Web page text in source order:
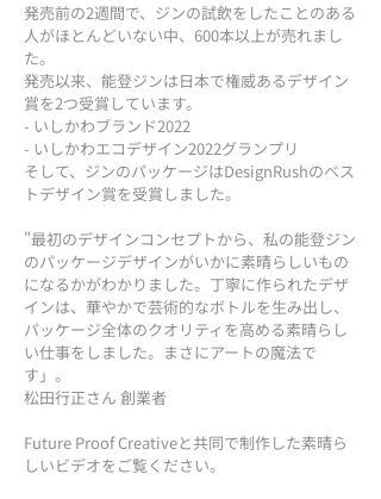
発売前の2週間で、ジンの試飲をしたことのある
人がほとんどいない中、600本以上が売れまし
た。
発売以来、能登ジンは日本で権威あるデザイン
賞を2つ受賞しています。
- いしかわブランド2022
- いしかわエコデザイン2022グランプリ
そして、ジンのパッケージはDesignRushのベス
トデザイン賞を受賞しました。
"最初のデザインコンセプトから、私の能登ジン
のパッケージデザインがいかに素晴らしいもの
になるかがわかりました。丁寧に作られたデザ
インは、華やかで芸術的なボトルを生み出し、
パッケージ全体のクオリティを高める素晴らし
い仕事をしました。まさにアートの魔法で
す」。
松田行正さん 創業者
Future Proof Creativeと共同で制作した素晴ら
しいビデオをご覧ください。